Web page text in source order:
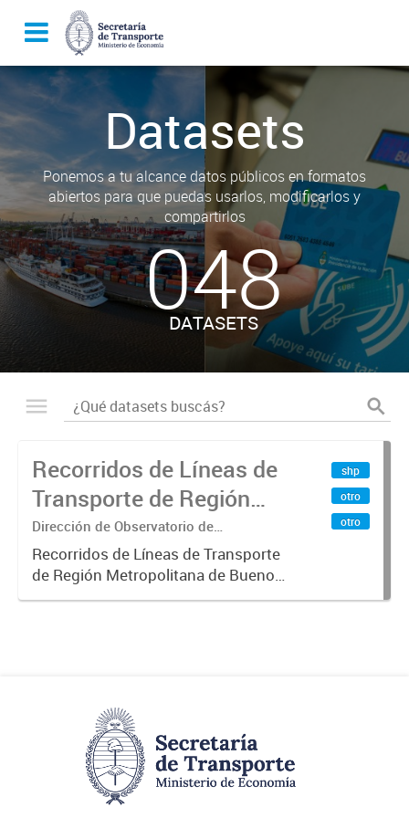
Datasets
Ponemos a tu alcance datos públicos en formatos
abiertos para que puedas usarlos, modificarlos y
compartirlos
048
DATASETS
Recorridos de Líneas de
Transporte de Región
Metropolitana de
Buenos Aires (RMBA)
Dirección de Observatorio de
Transporte, Estudio y Sistemas
Recorridos de Líneas de Transporte
de Región Metropolitana de Buenos
Aires (RMBA).-
shp
otro
otro